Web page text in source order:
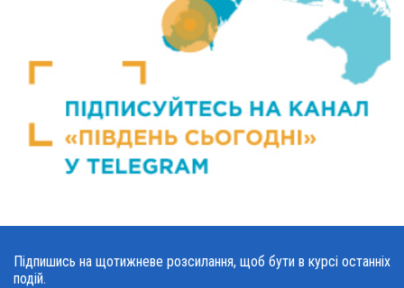
Підпишись на щотижневе розсилання, щоб бути в курсі останніх
подій.